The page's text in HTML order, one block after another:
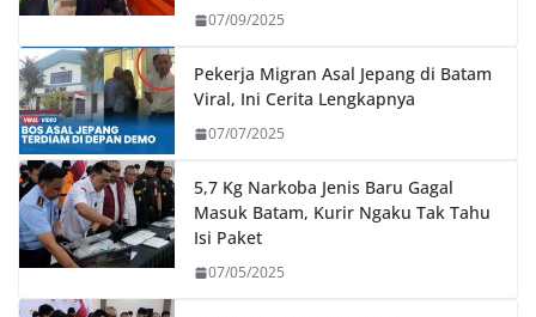
07/09/2025
Pekerja Migran Asal Jepang di Batam
Viral, Ini Cerita Lengkapnya
07/07/2025
5,7 Kg Narkoba Jenis Baru Gagal
Masuk Batam, Kurir Ngaku Tak Tahu
Isi Paket
07/05/2025